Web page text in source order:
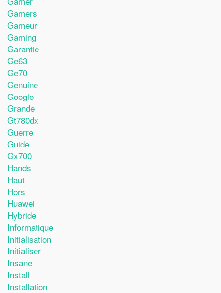
Gamers
Gameur
Gaming
Garantie
Ge63
Ge70
Genuine
Google
Grande
Gt780dx
Guerre
Guide
Gx700
Hands
Haut
Hors
Huawei
Hybride
Informatique
Initialisation
Initialiser
Insane
Install
Installation